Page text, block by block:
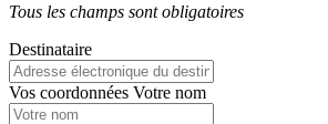
Tous les champs sont obligatoires
Destinataire
Vos coordonnées Votre nom